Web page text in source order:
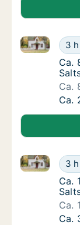
Ca.
3
Ca. 80 m2
Ca.
Ca.
Ca.
Ca.
Ca.
Ca.
3
Ca. 175 m2
Ca.
Ca.
Ca.
Ca.
Ca.